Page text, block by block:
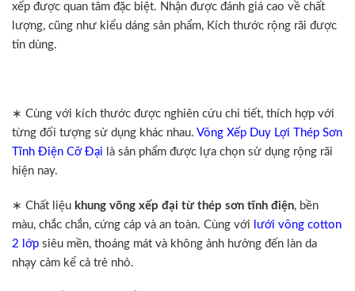
xếp được quan tâm đặc biệt. Nhận được đánh giá cao về chất
lượng, cũng như kiểu dáng sản phẩm, Kích thước rộng rãi được
tin dùng.
∗ Cùng với kích thước được nghiên cứu chi tiết, thích hợp với
từng đối tượng sử dụng khác nhau. Võng Xếp Duy Lợi Thép Sơn
Tĩnh Điện Cỡ Đại là sản phẩm được lựa chọn sử dụng rộng rãi
hiện nay.
∗ Chất liệu khung võng xếp đại từ thép sơn tĩnh điện, bền
màu, chắc chắn, cứng cáp và an toàn. Cùng với
lưới võng cotton
2 lớp siêu mền, thoáng mát và không ảnh hưởng đến làn da
nhạy cảm kể cả trẻ nhỏ.